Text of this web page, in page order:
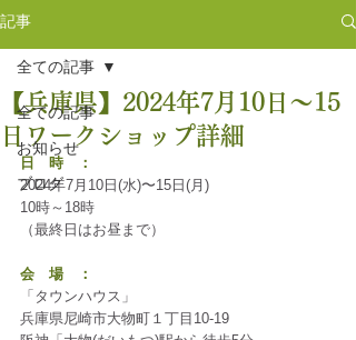
記事
全ての記事
お知らせ
ブログ
全ての記事
【兵庫県】2024年7月10日〜15
日ワークショップ詳細
日　時　：
2024年7月10日(水)〜15日(月)
10時～18時
（最終日はお昼まで）
会　場　：
「タウンハウス」
兵庫県尼崎市大物町１丁目10-19